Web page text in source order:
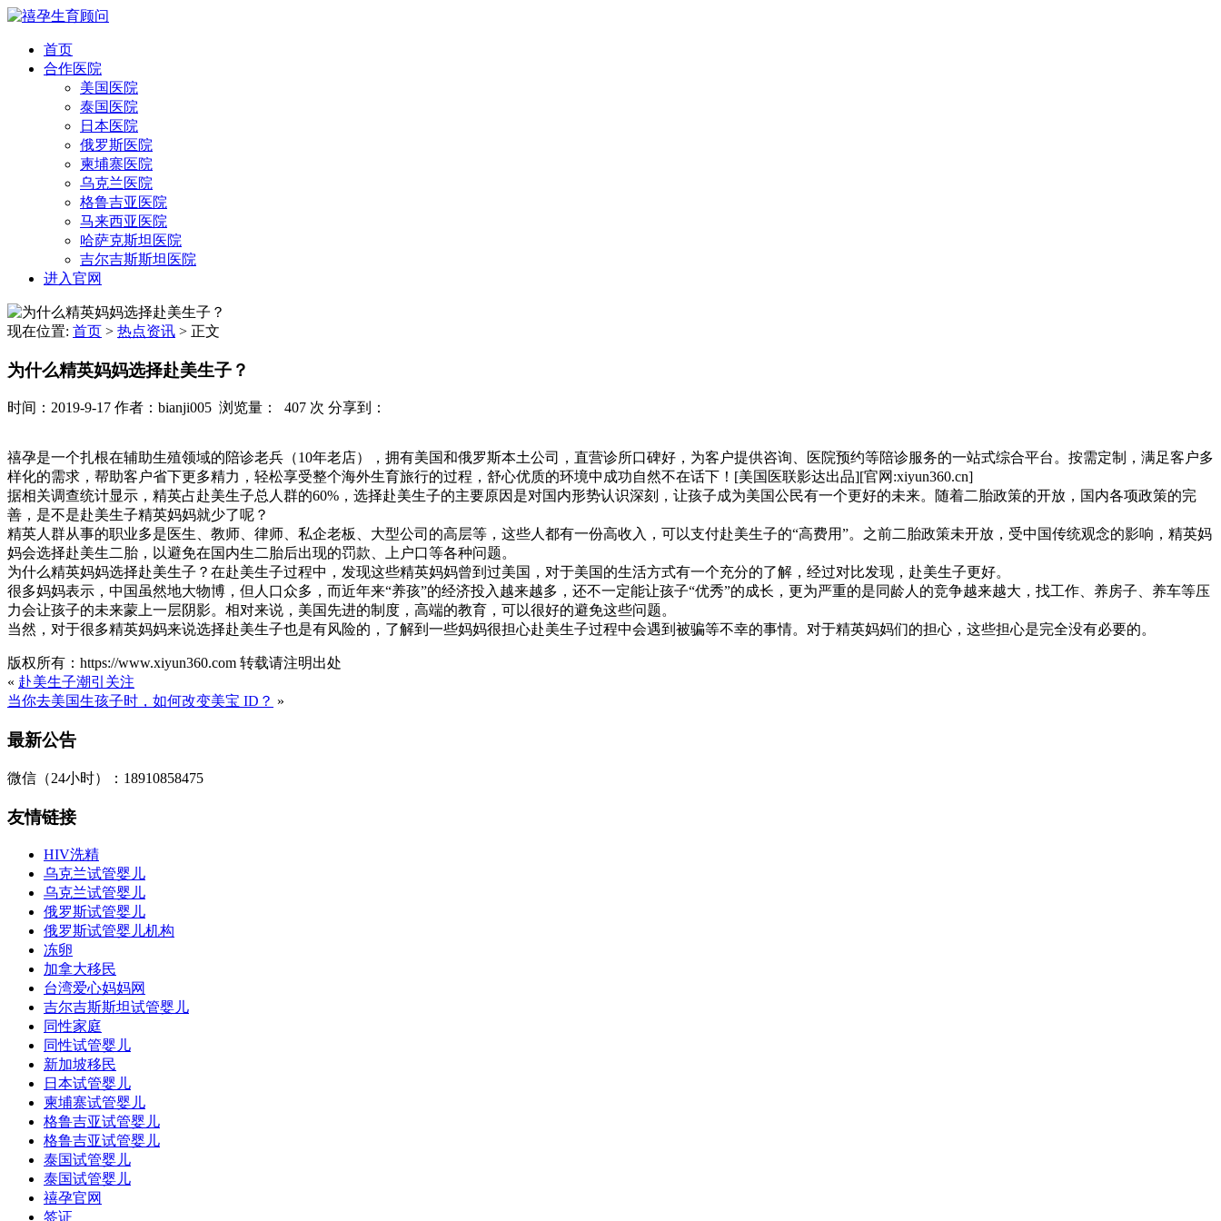
首页
合作医院
美国医院
泰国医院
日本医院
俄罗斯医院
柬埔寨医院
乌克兰医院
格鲁吉亚医院
马来西亚医院
哈萨克斯坦医院
吉尔吉斯斯坦医院
进入官网
现在位置: 首页 > 热点资讯 > 正文
为什么精英妈妈选择赴美生子？
时间：2019-9-17 作者：bianji005 浏览量： 407 次 分享到：
禧孕是一个扎根在辅助生殖领域的陪诊老兵（10年老店），拥有美国和俄罗斯本土公司，直营诊所口碑好，为客户提供咨询、医院预约等陪诊服务的一站式综合平台。按需定制，满足客户多
样化的需求，帮助客户省下更多精力，轻松享受整个海外生育旅行的过程，舒心优质的环境中成功自然不在话下！[美国医联影达出品][官网:xiyun360.cn]
据相关调查统计显示，精英占赴美生子总人群的60%，选择赴美生子的主要原因是对国内形势认识深刻，让孩子成为美国公民有一个更好的未来。随着二胎政策的开放，国内各项政策的完
善，是不是赴美生子精英妈妈就少了呢？
精英人群从事的职业多是医生、教师、律师、私企老板、大型公司的高层等，这些人都有一份高收入，可以支付赴美生子的“高费用”。之前二胎政策未开放，受中国传统观念的影响，精英妈
妈会选择赴美生二胎，以避免在国内生二胎后出现的罚款、上户口等各种问题。
为什么精英妈妈选择赴美生子？在赴美生子过程中，发现这些精英妈妈曾到过美国，对于美国的生活方式有一个充分的了解，经过对比发现，赴美生子更好。
很多妈妈表示，中国虽然地大物博，但人口众多，而近年来“养孩”的经济投入越来越多，还不一定能让孩子“优秀”的成长，更为严重的是同龄人的竞争越来越大，找工作、养房子、养车等压
力会让孩子的未来蒙上一层阴影。相对来说，美国先进的制度，高端的教育，可以很好的避免这些问题。
当然，对于很多精英妈妈来说选择赴美生子也是有风险的，了解到一些妈妈很担心赴美生子过程中会遇到被骗等不幸的事情。对于精英妈妈们的担心，这些担心是完全没有必要的。
版权所有：https://www.xiyun360.com 转载请注明出处
« 赴美生子潮引关注
当你去美国生孩子时，如何改变美宝 ID？ »
最新公告
微信（24小时）：18910858475
友情链接
HIV洗精
乌克兰试管婴儿
乌克兰试管婴儿
俄罗斯试管婴儿
俄罗斯试管婴儿机构
冻卵
加拿大移民
台湾爱心妈妈网
吉尔吉斯斯坦试管婴儿
同性家庭
同性试管婴儿
新加坡移民
日本试管婴儿
柬埔寨试管婴儿
格鲁吉亚试管婴儿
格鲁吉亚试管婴儿
泰国试管婴儿
泰国试管婴儿
禧孕官网
签证